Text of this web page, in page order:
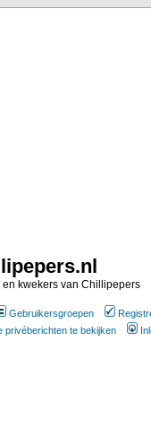
kwekers van Chillipepers
Gebruikersgroepen
privéberichten te bekijken